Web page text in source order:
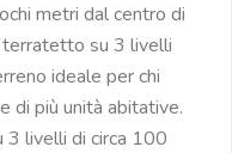
metri dal centro di
terratetto su 3 livelli
ideale per chi
di più unità abitative.
3 livelli di circa 100